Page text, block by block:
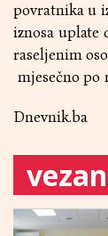
povratnika u
iznosa uplate
raseljenim
mjesečno po
Dnevnik.ba